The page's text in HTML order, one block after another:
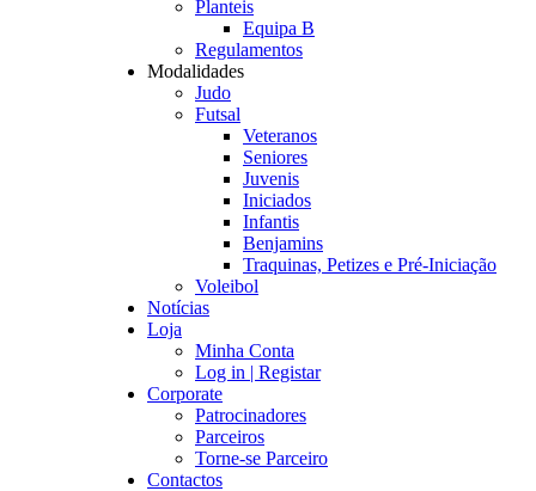
Planteis
Equipa B
Regulamentos
Modalidades
Judo
Futsal
Veteranos
Seniores
Juvenis
Iniciados
Infantis
Benjamins
Traquinas, Petizes e Pré-Iniciação
Voleibol
Notícias
Loja
Minha Conta
Log in | Registar
Corporate
Patrocinadores
Parceiros
Torne-se Parceiro
Contactos